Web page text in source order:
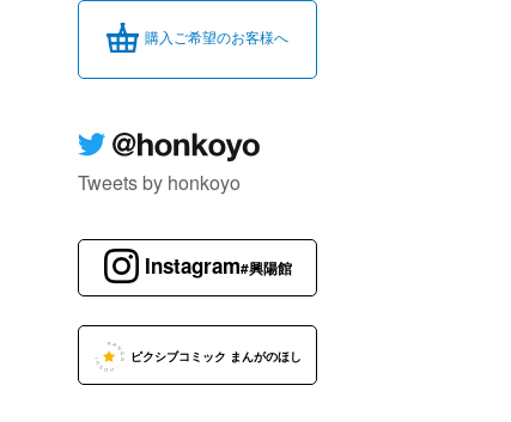
購入ご希望のお客様へ
Tweets by honkoyo
Instagram#興陽館
ピクシブコミック まんがのほし